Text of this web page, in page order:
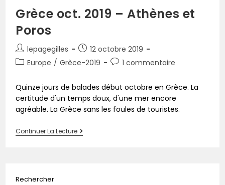
Grèce oct. 2019 – Athènes et
Poros
lepagegilles
12 octobre 2019
Europe / Grèce-2019 1 commentaire
Quinze jours de balades début octobre en Grèce. La
certitude d'un temps doux, d'une mer encore
agréable. La Grèce sans les foules de touristes.
Continuer La Lecture
Rechercher